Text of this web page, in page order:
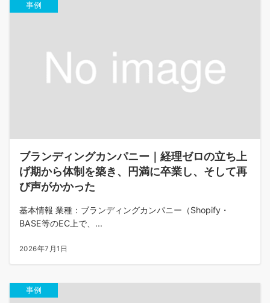
事例
ブランディングカンパニー｜経理ゼロの立ち上
げ期から体制を築き、円満に卒業し、そして再
び声がかかった
基本情報 業種：ブランディングカンパニー（Shopify・
BASE等のEC上で、...
2026年7月1日
事例